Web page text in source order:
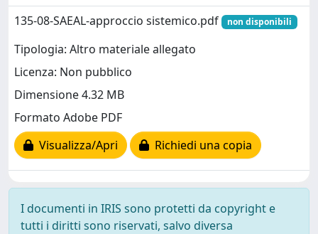
135-08-SAEAL-approccio sistemico.pdf
non disponibili
Tipologia: Altro materiale allegato
Licenza: Non pubblico
Dimensione 4.32 MB
Formato Adobe PDF
Visualizza/Apri
Richiedi una copia
I documenti in IRIS sono protetti da copyright e
tutti i diritti sono riservati, salvo diversa